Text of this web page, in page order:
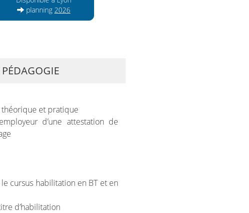
planning 2026
PÉDAGOGIE
théorique et pratique
d’une attestation de
cursus habilitation en BT et en
d’habilitation